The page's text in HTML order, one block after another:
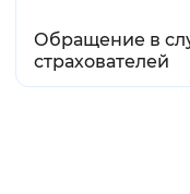
Обращение в
страхователей